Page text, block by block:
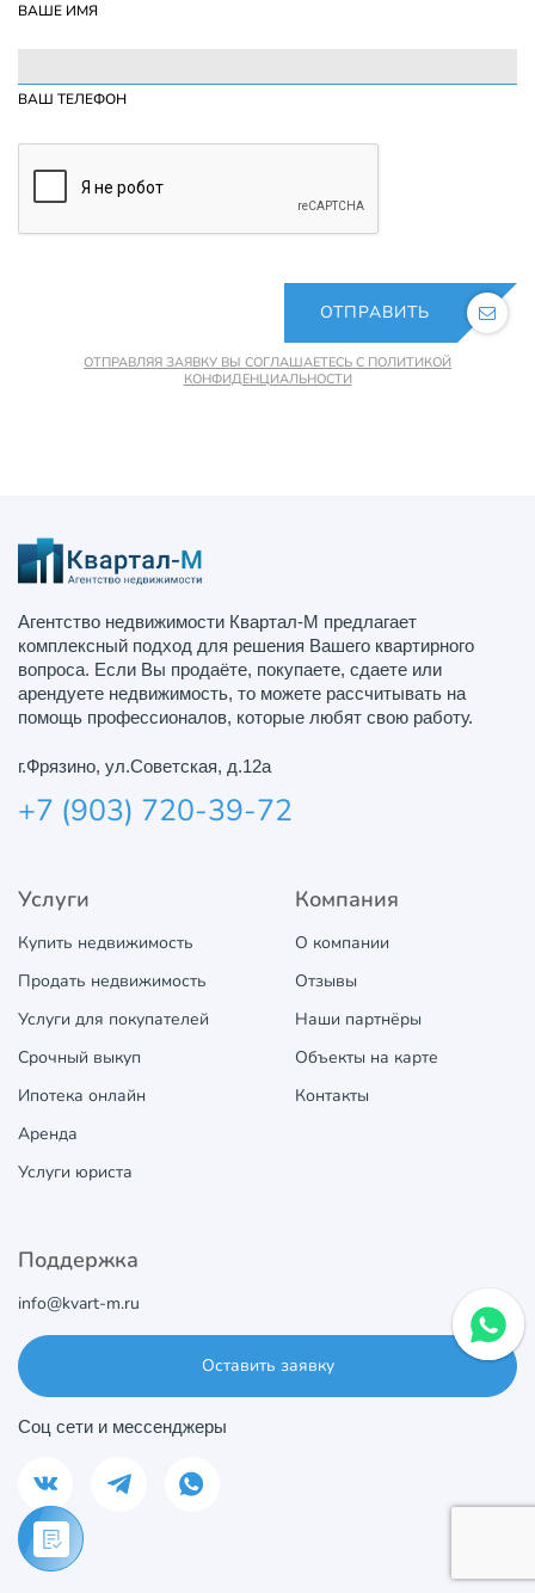
ВАШЕ ИМЯ
ВАШ ТЕЛЕФОН
ОТПРАВИТЬ
ОТПРАВЛЯЯ ЗАЯВКУ ВЫ СОГЛАШАЕТЕСЬ С ПОЛИТИКОЙ
КОНФИДЕНЦИАЛЬНОСТИ
Агентство недвижимости Квартал-М предлагает
комплексный подход для решения Вашего квартирного
вопроса. Если Вы продаёте, покупаете, сдаете или
арендуете недвижимость, то можете рассчитывать на
помощь профессионалов, которые любят свою работу.
г.Фрязино, ул.Советская, д.12а
+7 (903) 720-39-72
Услуги
Купить недвижимость
Продать недвижимость
Услуги для покупателей
Срочный выкуп
Ипотека онлайн
Аренда
Услуги юриста
Компания
О компании
Отзывы
Наши партнёры
Объекты на карте
Контакты
Поддержка
info@kvart-m.ru
Оставить заявку
Соц сети и мессенджеры